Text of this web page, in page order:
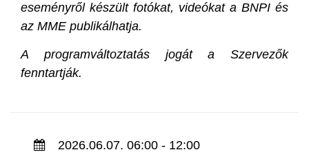
eseményről készült fotókat, videókat a BNPI és
az MME publikálhatja.
A programváltoztatás jogát a Szervezők
fenntartják.
2026.06.07. 06:00 - 12:00